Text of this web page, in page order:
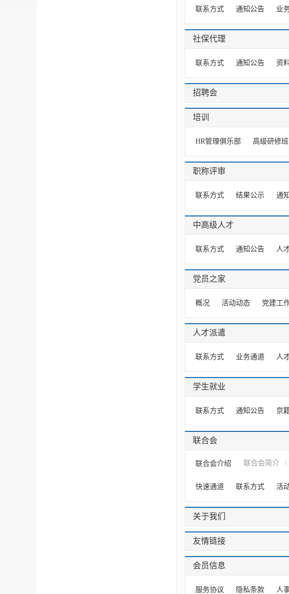
联系方式 通知公告 业
社保代理
联系方式 通知公告 资
招聘会
培训
HR管理俱乐部 高级研修班
职称评审
联系方式 结果公示 通
中高级人才
联系方式 通知公告 人
党员之家
概况 活动动态 党建工
人才派遣
联系方式 业务通道 人
学生就业
联系方式 通知公告 京
联合会
联合会介绍 联合会简介
快速通道 联系方式 活
关于我们
友情链接
会员信息
服务协议 隐私条款 人